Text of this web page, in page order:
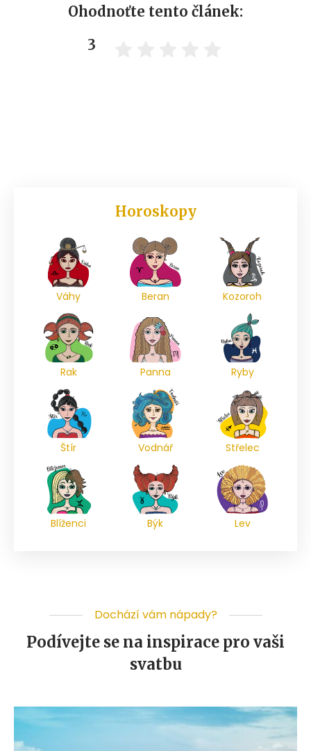
Ohodnoťte tento článek:
3
Horoskopy
Váhy Beran Kozoroh
Rak Panna Ryby
Štír Vodnář Střelec
Blíženci Býk Lev
Dochází vám nápady?
Podívejte se na inspirace pro vaši
svatbu